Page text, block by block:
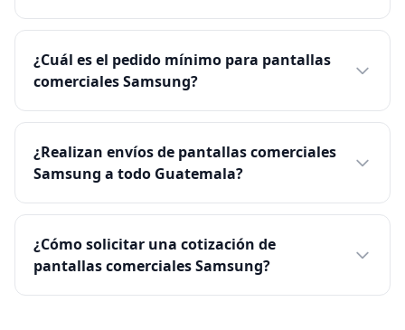
¿Cuál es el pedido mínimo para pantallas
comerciales Samsung?
¿Realizan envíos de pantallas comerciales
Samsung a todo Guatemala?
¿Cómo solicitar una cotización de
pantallas comerciales Samsung?